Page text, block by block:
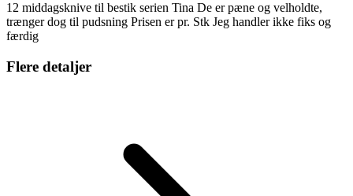
12 middagsknive til bestik serien Tina De er pæne og velholdte,
trænger dog til pudsning Prisen er pr. Stk Jeg handler ikke fiks og
færdig
Flere detaljer